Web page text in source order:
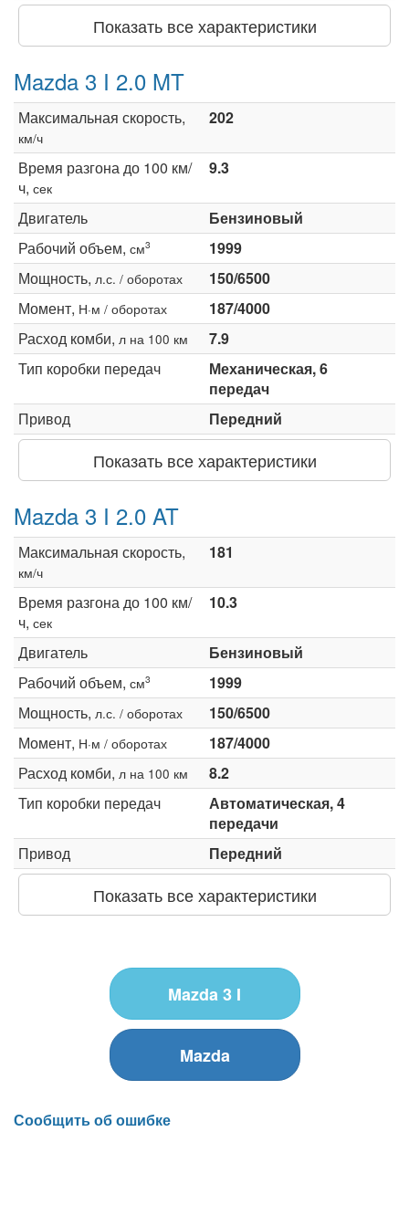
Показать все характеристики
Mazda 3 I 2.0 MT
Максимальная скорость,
км/ч
202
Время разгона до 100 км/
ч, сек
9.3
Двигатель
Бензиновый
Рабочий объем, см3
1999
Мощность, л.с. / оборотах
150/6500
Момент, Н·м / оборотах
187/4000
Расход комби, л на 100 км
7.9
Тип коробки передач
Механическая, 6
передач
Привод
Передний
Показать все характеристики
Mazda 3 I 2.0 AT
Максимальная скорость,
км/ч
181
Время разгона до 100 км/
ч, сек
10.3
Двигатель
Бензиновый
Рабочий объем, см3
1999
Мощность, л.с. / оборотах
150/6500
Момент, Н·м / оборотах
187/4000
Расход комби, л на 100 км
8.2
Тип коробки передач
Автоматическая, 4
передачи
Привод
Передний
Показать все характеристики
Mazda 3 I
Mazda
Сообщить об ошибке